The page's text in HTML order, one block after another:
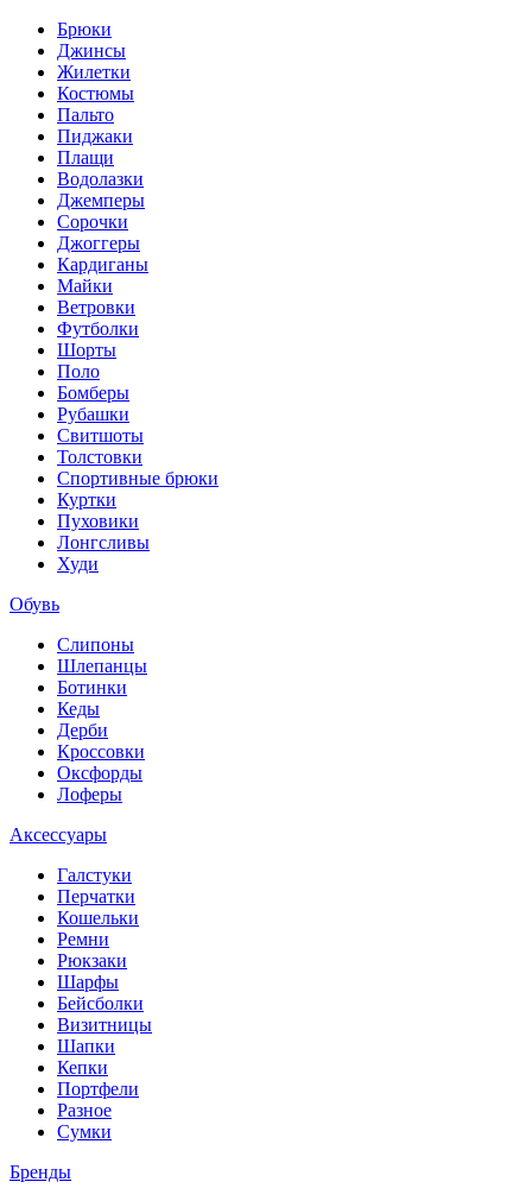
Брюки
Джинсы
Жилетки
Костюмы
Пальто
Пиджаки
Плащи
Водолазки
Джемперы
Сорочки
Джоггеры
Кардиганы
Майки
Ветровки
Футболки
Шорты
Поло
Бомберы
Рубашки
Свитшоты
Толстовки
Спортивные брюки
Куртки
Пуховики
Лонгсливы
Худи
Обувь
Слипоны
Шлепанцы
Ботинки
Кеды
Дерби
Кроссовки
Оксфорды
Лоферы
Аксессуары
Галстуки
Перчатки
Кошельки
Ремни
Рюкзаки
Шарфы
Бейсболки
Визитницы
Шапки
Кепки
Портфели
Разное
Сумки
Бренды